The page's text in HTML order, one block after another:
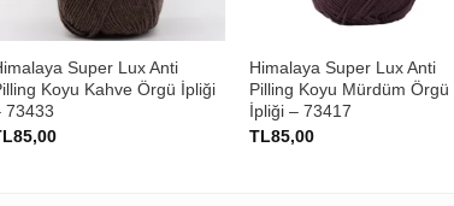
Super Lux Anti
Koyu Kahve Örgü İpliği
73433
85,00
Himalaya Super Lux Anti
Pilling Koyu Mürdüm Örgü
İpliği – 73417
TL85,00